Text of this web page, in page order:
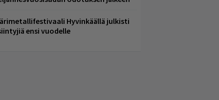
Hyvinkäällä julkisti
ensi vuodelle